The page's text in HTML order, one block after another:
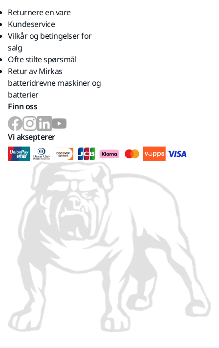
Returnere en vare
Kundeservice
Vilkår og betingelser for
salg
Ofte stilte spørsmål
Retur av Mirkas
batteridrevne maskiner og
batterier
Finn oss
Vi aksepterer